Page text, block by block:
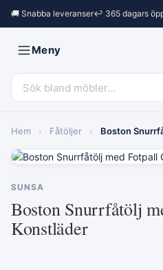
🚚 Snabba leveranser↩︎ 365 dagars
Meny
Hem › Fåtöljer › Boston
SUNSA
Boston Snurrfåtölj
Konstläder